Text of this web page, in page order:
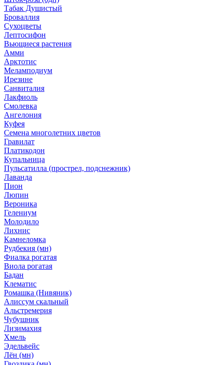
Табак Душистый
Броваллия
Сухоцветы
Лептосифон
Вьющиеся растения
Амми
Арктотис
Меламподиум
Ирезине
Санвиталия
Лакфиоль
Смолевка
Ангелония
Куфея
Семена многолетних цветов
Гравилат
Платикодон
Купальница
Пульсатилла (прострел, подснежник)
Лаванда
Пион
Люпин
Вероника
Гелениум
Молодило
Лихнис
Камнеломка
Рудбекия (мн)
Фиалка рогатая
Виола рогатая
Бадан
Клематис
Ромашка (Нивяник)
Алиссум скальный
Альстремерия
Чубушник
Лизимахия
Хмель
Эдельвейс
Лён (мн)